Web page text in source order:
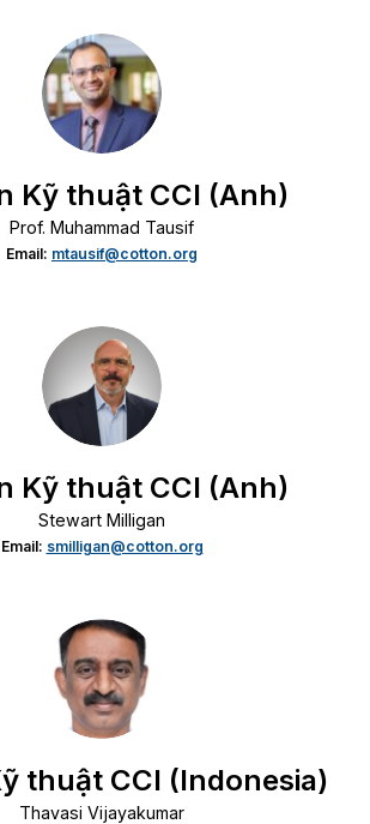
Kỹ thuật CCI (Anh)
Prof. Muhammad Tausif
Email: mtausif@cotton.org
Kỹ thuật CCI (Anh)
Stewart Milligan
Email: smilligan@cotton.org
thuật CCI (Indonesia)
Thavasi Vijayakumar